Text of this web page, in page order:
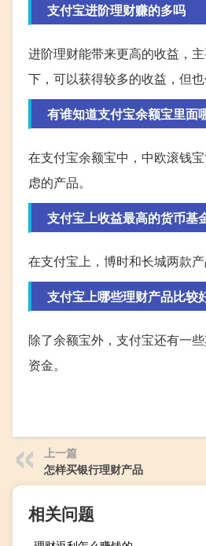
支付宝进阶理财赚的多吗
进阶理财能带来更高的收益，
下，可以获得较多的收益，但也
有谁知道支付宝余额宝里面
在支付宝余额宝中，中欧滚钱
虑的产品。
支付宝上收益最高的货币基
在支付宝上，博时和长城两款
支付宝上哪些理财产品比较
除了余额宝外，支付宝还有一
资金。
上一篇
怎样买银行理财产品
相关问题